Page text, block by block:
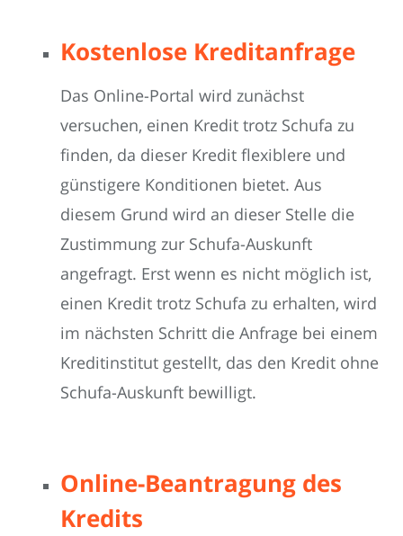
Kostenlose Kreditanfrage
Das Online-Portal wird zunächst
versuchen, einen Kredit trotz Schufa zu
finden, da dieser Kredit flexiblere und
günstigere Konditionen bietet. Aus
diesem Grund wird an dieser Stelle die
Zustimmung zur Schufa-Auskunft
angefragt. Erst wenn es nicht möglich ist,
einen Kredit trotz Schufa zu erhalten, wird
im nächsten Schritt die Anfrage bei einem
Kreditinstitut gestellt, das den Kredit ohne
Schufa-Auskunft bewilligt.
Online-Beantragung des
Kredits